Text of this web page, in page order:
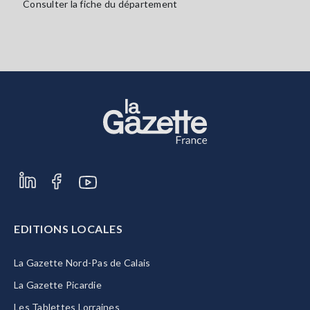
Consulter la fiche du département
EDITIONS LOCALES
La Gazette Nord-Pas de Calais
La Gazette Picardie
Les Tablettes Lorraines